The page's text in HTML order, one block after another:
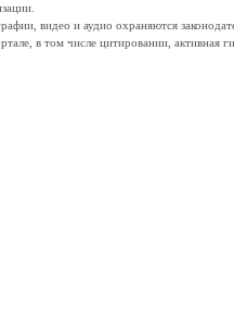
видео и аудио охраняются
в том числе цитировании, активная